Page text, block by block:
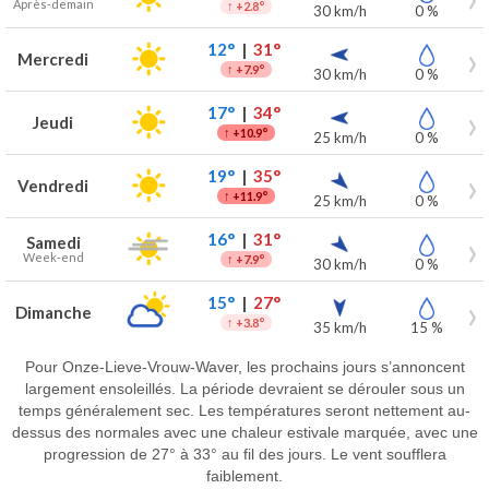
Après-demain ↑ +2.8° 30 km/h 0 %
Mercredi 12°| 31°
↑ +7.9° 30 km/h 0 %
Jeudi 17°| 34°
↑ +10.9° 25 km/h 0 %
Vendredi 19°| 35°
↑ +11.9° 25 km/h 0 %
Samedi
Week-end
16°| 31°
↑ +7.9° 30 km/h 0 %
Dimanche 15°| 27°
↑ +3.8° 35 km/h 15 %
Pour Onze-Lieve-Vrouw-Waver, les prochains jours s’annoncent
largement ensoleillés. La période devraient se dérouler sous un
temps généralement sec. Les températures seront nettement au-
dessus des normales avec une chaleur estivale marquée, avec une
progression de 27° à 33° au fil des jours. Le vent soufflera
faiblement.